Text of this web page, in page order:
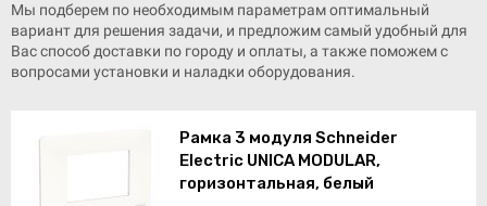
Мы подберем по необходимым параметрам оптимальный
вариант для решения задачи, и предложим самый удобный для
Вас способ доставки по городу и оплаты, а также поможем с
вопросами установки и наладки оборудования.
Рамка 3 модуля Schneider
Electric UNICA MODULAR,
горизонтальная, белый